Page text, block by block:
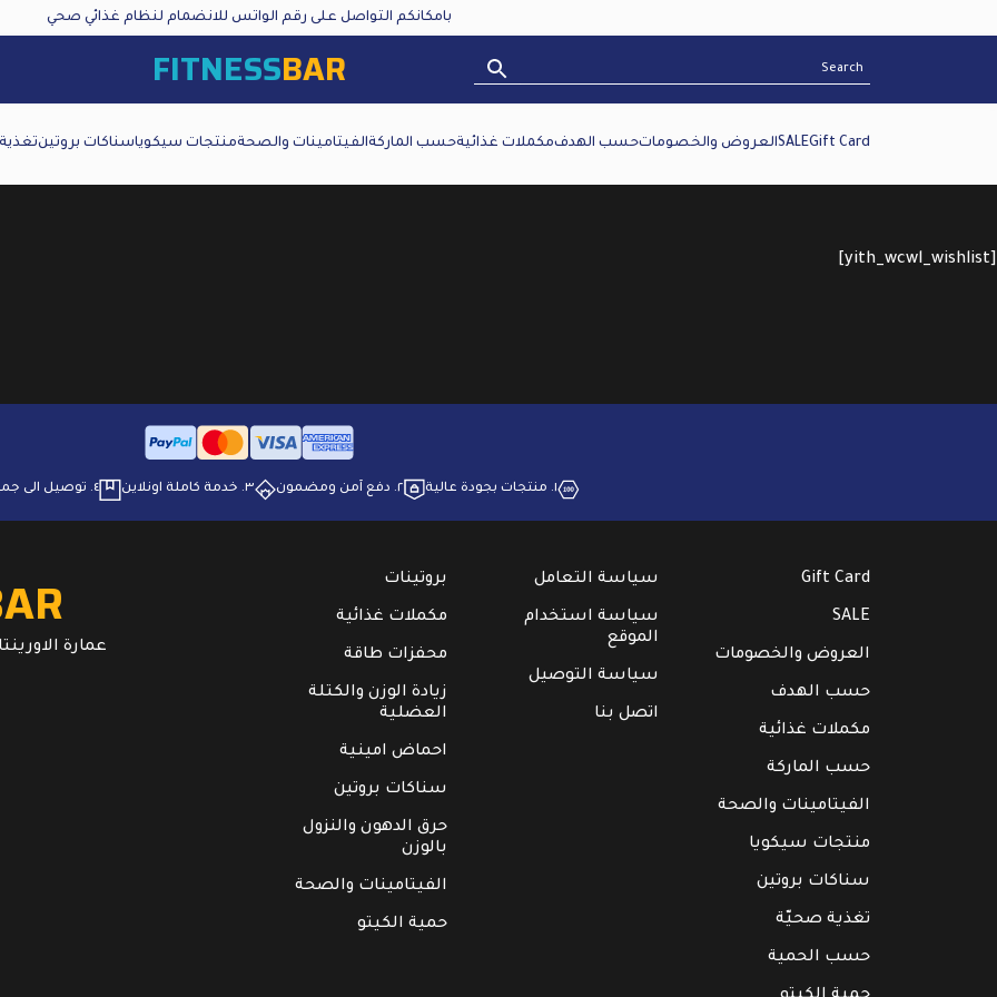
بامكانكم التواصل على رقم الواتس للانضمام لنظام غذائي صحي
FITNESSBAR
Gift Card
SALEالعروض والخصوماتحسب الهدفمكملات غذائيةحسب الماركةالفيتامينات والصحةمنتجات سيكوياسناكات بروتين
[yith_wcwl_wishlist]
١. منتجات بجودة عالية ٢. ⁠دفع آمن ومضمون ٣. ⁠خدمة كاملة اونلاين ٤. ⁠توصيل الى جميع انحاء البلاد
Gift Card
SALE
العروض والخصومات
حسب الهدف
مكملات غذائية
حسب الماركة
الفيتامينات والصحة
منتجات سيكويا
سناكات بروتين
تغذية صحيّة
حسب الحمية
سياسة التعامل
سياسة استخدام
الموقع
سياسة التوصيل
اتصل بنا
بروتينات
مكملات غذائية
محفزات طاقة
زيادة الوزن والكتلة
العضلية
احماض امينية
سناكات بروتين
حرق الدهون والنزول
بالوزن
الفيتامينات والصحة
حمية الكيتو
عمارة الاورينتال.